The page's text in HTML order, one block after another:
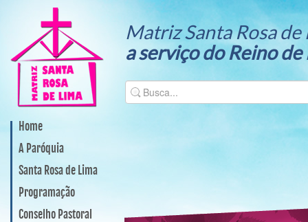
Home
A Paróquia
Santa Rosa de Lima
Programação
Conselho Pastoral
Matriz Santa Rosa de
a serviço do Reino